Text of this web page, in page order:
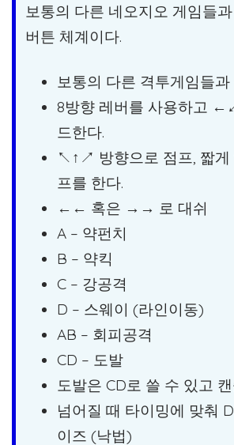
보통의 다른 네오지오 게임들
버튼 체계이다.
보통의 다른 격투게임들과
8방향 레버를 사용하고
드한다.
↖↑↗ 방향으로 점프, 짧게
프를 한다.
←← 혹은 →→ 로 대쉬
A – 약펀치
B – 약킥
C – 강공격
D – 스웨이 (라인이동)
AB – 회피공격
CD – 도발
도발은 CD로 쓸 수 있고
넘어질 때 타이밍에 맞춰
이즈 (낙법)